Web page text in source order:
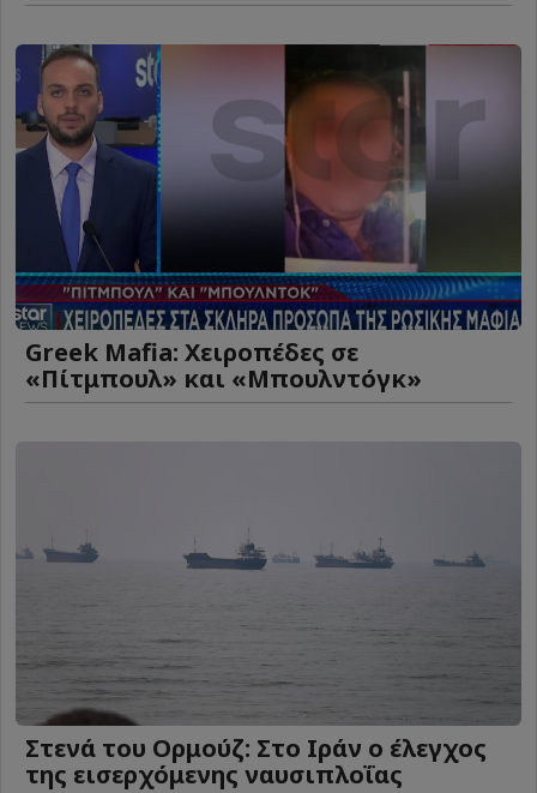
Greek Mafia: Χειροπέδες σε
«Πίτμπουλ» και «Μπουλντόγκ»
Στενά του Ορμούζ: Στο Ιράν ο έλεγχος
της εισερχόμενης ναυσιπλοΐας